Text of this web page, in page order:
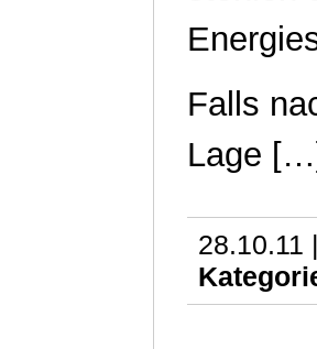
Falls
Lage
28.10.11